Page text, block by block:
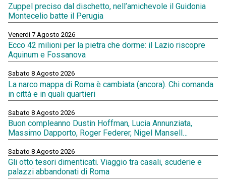
Zuppel preciso dal dischetto, nell’amichevole il Guidonia
Montecelio batte il Perugia
Venerdì 7 Agosto 2026
Ecco 42 milioni per la pietra che dorme: il Lazio riscopre
Aquinum e Fossanova
Sabato 8 Agosto 2026
La narco mappa di Roma è cambiata (ancora). Chi comanda
in città e in quali quartieri
Sabato 8 Agosto 2026
Buon compleanno Dustin Hoffman, Lucia Annunziata,
Massimo Dapporto, Roger Federer, Nigel Mansell…
Sabato 8 Agosto 2026
Gli otto tesori dimenticati. Viaggio tra casali, scuderie e
palazzi abbandonati di Roma